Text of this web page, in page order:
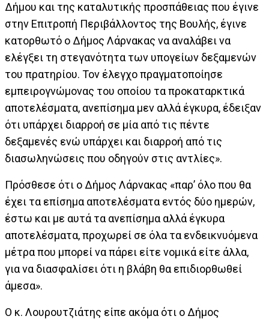
Δήμου και της καταλυτικής προσπάθειας που έγινε
στην Επιτροπή Περιβάλλοντος της Βουλής, έγινε
κατορθωτό ο Δήμος Λάρνακας να αναλάβει να
ελέγξει τη στεγανότητα των υπογείων δεξαμενών
του πρατηρίου. Τον έλεγχο πραγματοποίησε
εμπειρογνώμονας του οποίου τα προκαταρκτικά
αποτελέσματα, ανεπίσημα μεν αλλά έγκυρα, έδειξαν
ότι υπάρχει διαρροή σε μία από τις πέντε
δεξαμενές ενώ υπάρχει και διαρροή από τις
διασωληνώσεις που οδηγούν στις αντλίες».
Πρόσθεσε ότι ο Δήμος Λάρνακας «παρ’ όλο που θα
έχει τα επίσημα αποτελέσματα εντός δύο ημερών,
έστω και με αυτά τα ανεπίσημα αλλά έγκυρα
αποτελέσματα, προχωρεί σε όλα τα ενδεικνυόμενα
μέτρα που μπορεί να πάρει είτε νομικά είτε άλλα,
για να διασφαλίσει ότι η βλάβη θα επιδιορθωθεί
άμεσα».
Ο κ. Λουρουτζιάτης είπε ακόμα ότι ο Δήμος